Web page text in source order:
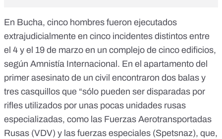
En Bucha, cinco hombres fueron ejecutados
extrajudicialmente en cinco incidentes distintos entre
el 4 y el 19 de marzo en un complejo de cinco edificios,
según Amnistía Internacional . En el apartamento del
primer asesinato de un civil encontraron dos balas y
tres casquillos que “sólo pueden ser disparadas por
rifles utilizados por unas pocas unidades rusas
especializadas, como las Fuerzas Aerotransportadas
Rusas (VDV) y las fuerzas especiales (Spetsnaz), que,